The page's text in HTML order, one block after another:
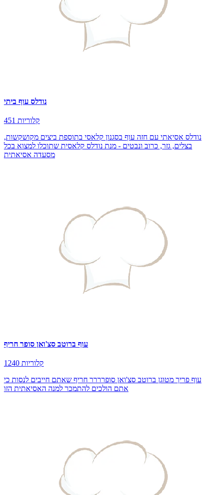
נודלס עוף ביתי
451 קלוריות
נודלס אסיאתי עם חזה עוף בסגנון קלאסי בתוספת ביצים מקושקשות,
בצלים, גזר, כרוב ונבטים - מנת נודלס קלאסית שתוכלו למצוא בכל
מסעדה אסיאתית
עוף ברוטב סצ'ואן סופר חריף
1240 קלוריות
עוף פריך מטוגן ברוטב סצ'ואן סופרררר חריף שאתם חייבים לנסות כי
אתם הולכים להתמכר למנה האסיאתית הזו